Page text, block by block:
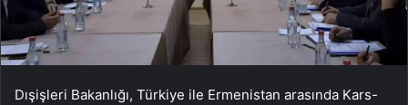
Dışişleri Bakanlığı, Türkiye ile Ermenistan arasında Kars-